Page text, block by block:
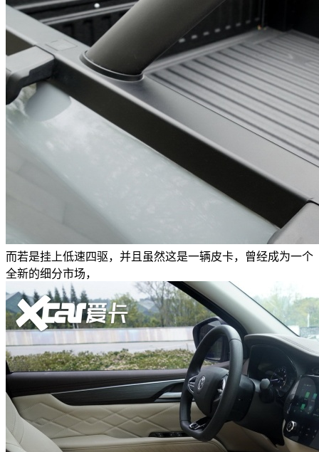
而若是挂上低速四驱，并且虽然这是一辆皮卡，曾经成为一个
全新的细分市场，